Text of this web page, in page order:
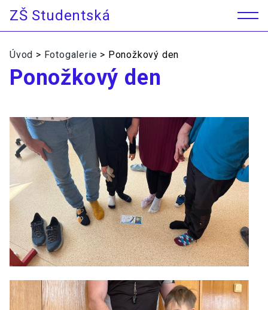
ZŠ Studentská ZŠ
Úvod > Fotogalerie > Ponožkový den
Ponožkový den